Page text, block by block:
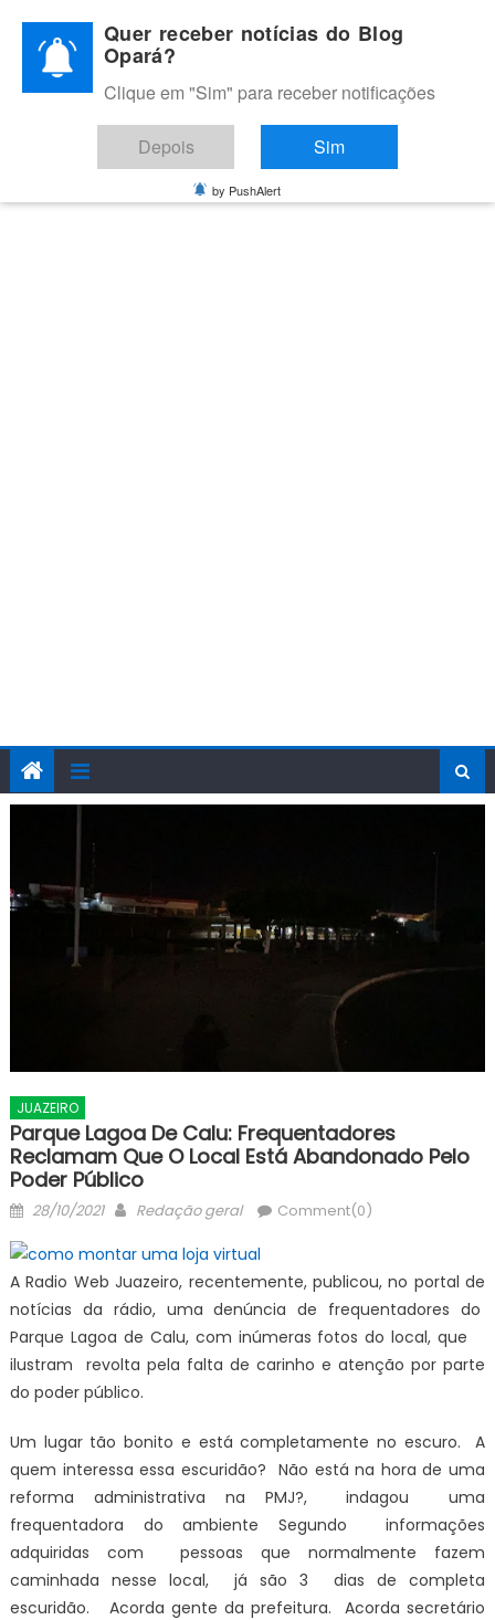
content
BLOG OPARÁ
Melhores notícias de Juazeiro, Petrolina e do Vale do São
Francisco
JUAZEIRO
Parque Lagoa De Calu: Frequentadores
Reclamam Que O Local Está Abandonado Pelo
Poder Público
Posted
28/10/2021 Author
Redação geral Comment(0)
A Radio Web Juazeiro, recentemente, publicou, no portal de
notícias da rádio, uma denúncia de frequentadores do
Parque Lagoa de Calu, com inúmeras fotos do local, que
ilustram revolta pela falta de carinho e atenção por parte
do poder público.
Um lugar tão bonito e está completamente no escuro. A
quem interessa essa escuridão? Não está na hora de uma
reforma administrativa na PMJ?, indagou uma
frequentadora do ambiente Segundo informações
adquiridas com pessoas que normalmente fazem
caminhada nesse local, já são 3 dias de completa
escuridão. Acorda gente da prefeitura. Acorda secretário
Quer receber notícias do Blog
Opará?
Clique em "Sim" para receber notificações
Depois Sim
by PushAlert